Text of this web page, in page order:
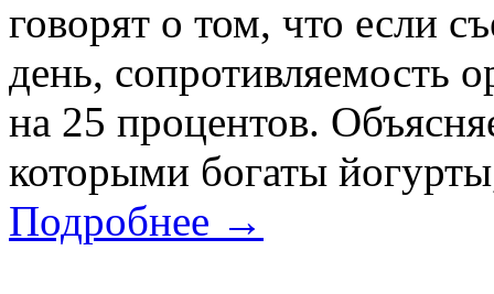
говорят о том, что если
день, сопротивляемость
на 25 процентов.
которыми богаты
Подробнее →